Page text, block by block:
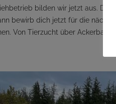
bilden wir jetzt aus. Du
bewirb dich jetzt für die
Von Tierzucht über Ackerbau